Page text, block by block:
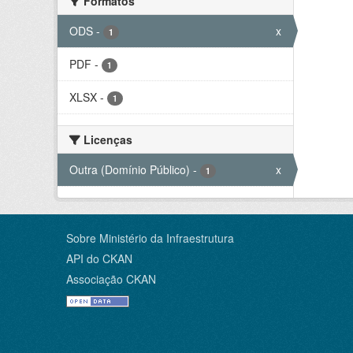
ODS - 1 x
PDF - 1
XLSX - 1
Licenças
Outra (Domínio Público) - 1 x
Sobre Ministério da Infraestrutura
API do CKAN
Associação CKAN